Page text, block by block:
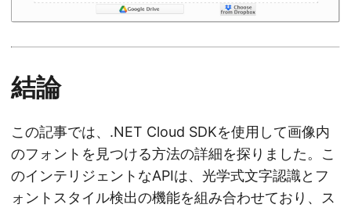
結論
この記事では、.NET Cloud SDKを使用して画像内
のフォントを見つける方法の詳細を探りました。こ
のインテリジェントなAPIは、光学式文字認識とフ
ォントスタイル検出の機能を組み合わせており、ス